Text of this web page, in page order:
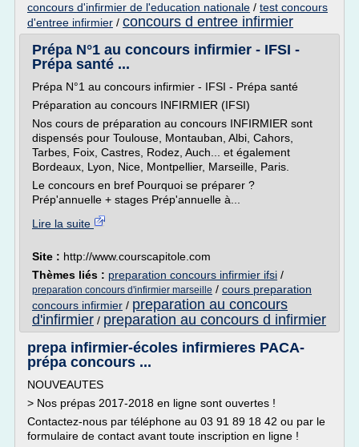
concours d'infirmier de l'education nationale / test concours
d'entree infirmier / concours d entree infirmier
Prépa N°1 au concours infirmier - IFSI -
Prépa santé ...
Prépa N°1 au concours infirmier - IFSI - Prépa santé
Préparation au concours INFIRMIER (IFSI)
Nos cours de préparation au concours INFIRMIER sont
dispensés pour Toulouse, Montauban, Albi, Cahors,
Tarbes, Foix, Castres, Rodez, Auch... et également
Bordeaux, Lyon, Nice, Montpellier, Marseille, Paris.
Le concours en bref Pourquoi se préparer ?
Prép'annuelle + stages Prép'annuelle à...
Lire la suite
Site : http://www.courscapitole.com
Thèmes liés : preparation concours infirmier ifsi /
preparation concours d'infirmier marseille / cours preparation
concours infirmier / preparation au concours
d'infirmier / preparation au concours d infirmier
prepa infirmier-écoles infirmieres PACA-
prépa concours ...
NOUVEAUTES
> Nos prépas 2017-2018 en ligne sont ouvertes !
Contactez-nous par téléphone au 03 91 89 18 42 ou par le
formulaire de contact avant toute inscription en ligne !